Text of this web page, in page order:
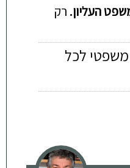
העליון. רק
משפטי לכל